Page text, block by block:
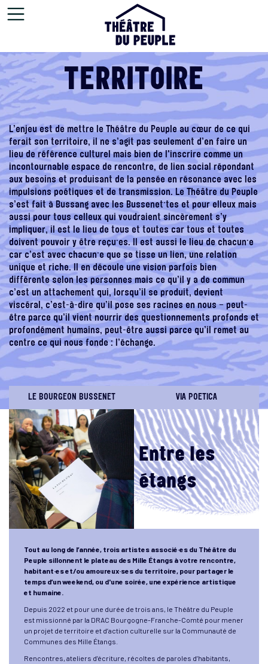
TERRITOIRE
L’enjeu est de mettre le Théâtre du Peuple au cœur de ce qui
ferait son territoire, il ne s’agit pas seulement d’en faire un
lieu de référence culturel mais bien de l'inscrire comme un
incontournable espace de rencontre, de lien social répondant
aux besoins et produisant de la pensée en résonance avec les
impulsions poétiques et de transmission. Le Théâtre du Peuple
s’est fait à Bussang avec les Bussenet·tes et pour elleux mais
aussi pour tous celleux qui voudraient sincèrement s’y
impliquer, il est le lieu de tous et toutes car tous et toutes
doivent pouvoir y être reçu·es. Il est aussi le lieu de chacun·e
car c’est avec chacun·e que se tisse un lien, une relation
unique et riche. Il en découle une vision parfois bien
différente selon les personnes mais ce qu’il y a de commun
c’est un attachement qui, lorsqu’il se produit, devient
viscéral, c’est-à-dire qu’il pose ses racines en nous – peut-
être parce qu’il vient nourrir des questionnements profonds et
profondément humains, peut-être aussi parce qu’il remet au
centre ce qui nous fonde : l’échange.
LE BOURGEON BUSSENET VIA POETICA
Entre les
étangs
Tout au long de l’année, trois artistes associé·es du Théâtre du
Peuple sillonnent le plateau des Mille Étangs à votre rencontre,
habitant·es et/ou amoureux·ses du territoire, pour partager le
temps d’un weekend, ou d'une soirée, une expérience artistique
et humaine.
Depuis 2022 et pour une durée de trois ans, le Théâtre du Peuple
est missionné par la DRAC Bourgogne-Franche-Comté pour mener
un projet de territoire et d’action culturelle sur la Communauté de
Communes des Mille Étangs.
Rencontres, ateliers d’écriture, récoltes de paroles d’habitants,